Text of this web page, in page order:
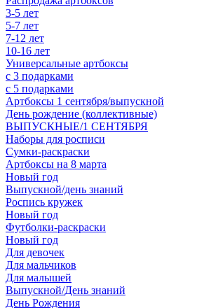
3-5 лет
5-7 лет
7-12 лет
10-16 лет
Универсальные артбоксы
с 3 подарками
с 5 подарками
Артбоксы 1 сентября/выпускной
День рождение (коллективные)
ВЫПУСКНЫЕ/1 СЕНТЯБРЯ
Наборы для росписи
Сумки-раскраски
Артбоксы на 8 марта
Новый год
Выпускной/день знаний
Роспись кружек
Новый год
Футболки-раскраски
Новый год
Для девочек
Для мальчиков
Для малышей
Выпускной/День знаний
День Рождения